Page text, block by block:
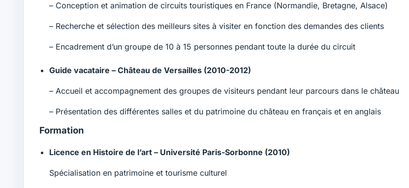
– Conception et animation de circuits touristiques en France (Normandie, Bretagne, Alsace)
– Recherche et sélection des meilleurs sites à visiter en fonction des demandes des clients
– Encadrement d’un groupe de 10 à 15 personnes pendant toute la durée du circuit
Guide vacataire – Château de Versailles (2010-2012)
– Accueil et accompagnement des groupes de visiteurs pendant leur parcours dans le château
– Présentation des différentes salles et du patrimoine du château en français et en anglais
Formation
Licence en Histoire de l’art – Université Paris-Sorbonne (2010)
Spécialisation en patrimoine et tourisme culturel